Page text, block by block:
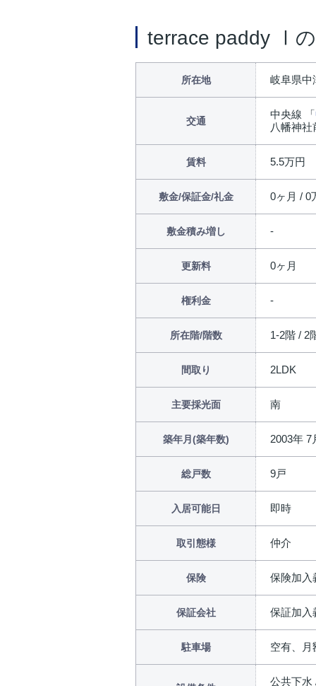
terrace paddy Ⅰ
所在地 岐阜県中
交通
中央線 「
八幡神
賃料 5.5万円
敷金/保証金/礼金 0ヶ月 / 0
敷金積み増し
更新料 0ヶ月
権利金
所在階/階数 1-2階 / 2
間取り 2LDK
主要採光面 南
築年月(築年数) 2003年 7
総戸数 9戸
入居可能日 即時
取引態様 仲介
保険 保険加入
保証会社 保証加入
駐車場 空有、月
公共下水